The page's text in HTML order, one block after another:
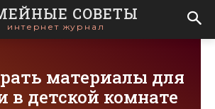
СОВЕТЫ
интернет журнал
материалы для
в детской комнате